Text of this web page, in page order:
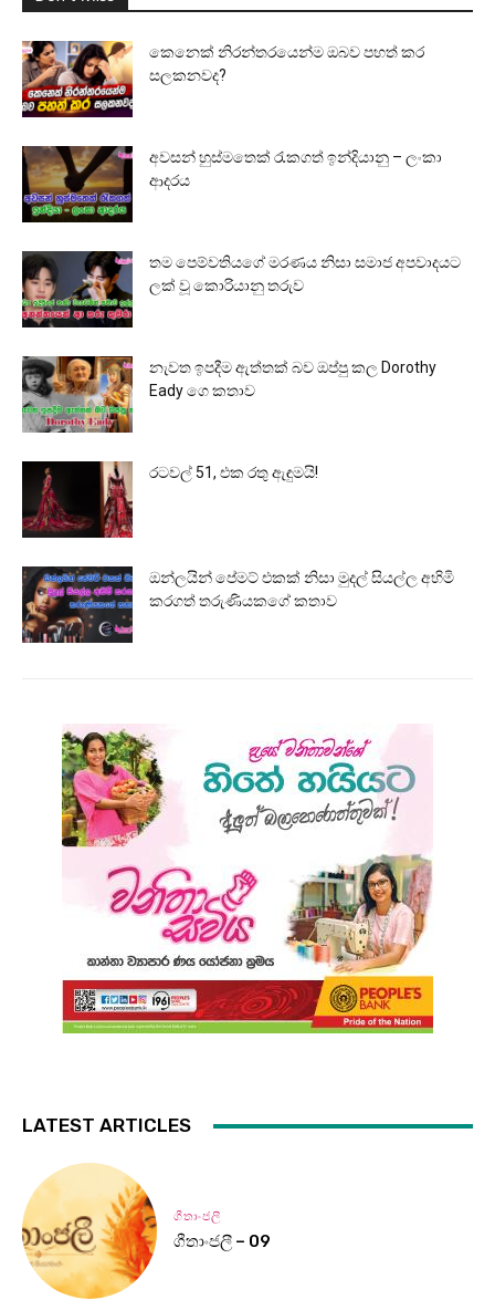
කෙනෙක් නිරන්තරයෙන්ම ඔබව පහත් කර
සලකනවද?
අවසන් හුස්මතෙක් රැකගත් ඉන්දියානු – ලංකා
ආදරය
තම පෙම්වතියගේ මරණය නිසා සමාජ අපවාදයට
ලක් වූ කොරියානු තරුව
නැවත ඉපදීම ඇත්තක් බව ඔප්පු කල Dorothy
Eady ගෙ කතාව
රටවල් 51, එක රතු ඇඳුමයි!
ඔන්ලයින් පේමට් එකක් නිසා මුදල් සියල්ල අහිමි
කරගත් තරුණියකගේ කතාව
LATEST ARTICLES
ගීතාංජලී
ගීතාංජලී – 09